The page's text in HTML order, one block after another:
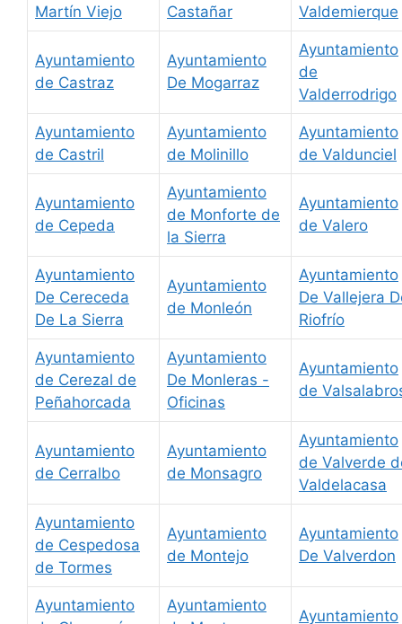
Martín Viejo
Castañar
Valdemierque
Ayuntamiento
de Castraz
Ayuntamiento
De Mogarraz
Ayuntamiento
de
Valderrodrigo
Ayuntamiento
de Castril
Ayuntamiento
de Molinillo
Ayuntamiento
de Valdunciel
Ayuntamiento
de Cepeda
Ayuntamiento
de Monforte de
la Sierra
Ayuntamiento
de Valero
Ayuntamiento
De Cereceda
De La Sierra
Ayuntamiento
de Monleón
Ayuntamiento
De Vallejera
Riofrío
Ayuntamiento
de Cerezal de
Peñahorcada
Ayuntamiento
De Monleras -
Oficinas
Ayuntamiento
de
Ayuntamiento
de Cerralbo
Ayuntamiento
de Monsagro
Ayuntamiento
de Valverde
Valdelacasa
Ayuntamiento
de Cespedosa
de Tormes
Ayuntamiento
de Montejo
Ayuntamiento
De Valverdon
Ayuntamiento
Ayuntamiento
Ayuntamiento